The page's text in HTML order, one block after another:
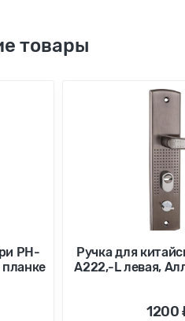
товары
РН-
Ручка для
А222,-L левая,
1200